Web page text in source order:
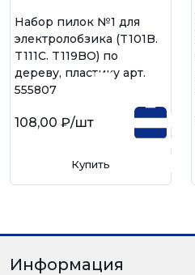
Набор пилок №1 для
электролобзика (T101B.
T111C. T119BO) по
дереву, пластику арт.
555807
108,00 ₽/шт
Купить
Информация